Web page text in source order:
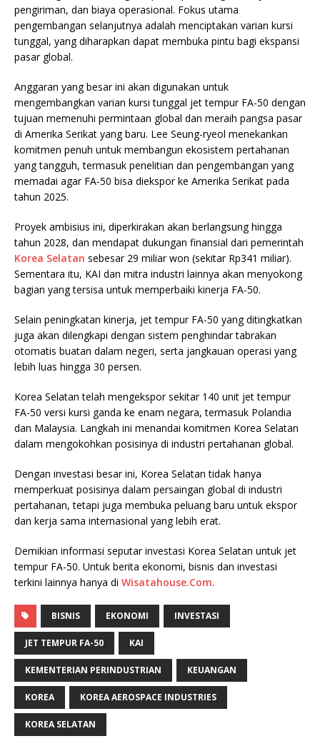
pengiriman, dan biaya operasional. Fokus utama
pengembangan selanjutnya adalah menciptakan varian kursi
tunggal, yang diharapkan dapat membuka pintu bagi ekspansi
pasar global.
Anggaran yang besar ini akan digunakan untuk
mengembangkan varian kursi tunggal jet tempur FA-50 dengan
tujuan memenuhi permintaan global dan meraih pangsa pasar
di Amerika Serikat yang baru. Lee Seung-ryeol menekankan
komitmen penuh untuk membangun ekosistem pertahanan
yang tangguh, termasuk penelitian dan pengembangan yang
memadai agar FA-50 bisa diekspor ke Amerika Serikat pada
tahun 2025.
Proyek ambisius ini, diperkirakan akan berlangsung hingga
tahun 2028, dan mendapat dukungan finansial dari pemerintah
Korea Selatan sebesar 29 miliar won (sekitar Rp341 miliar).
Sementara itu, KAI dan mitra industri lainnya akan menyokong
bagian yang tersisa untuk memperbaiki kinerja FA-50.
Selain peningkatan kinerja, jet tempur FA-50 yang ditingkatkan
juga akan dilengkapi dengan sistem penghindar tabrakan
otomatis buatan dalam negeri, serta jangkauan operasi yang
lebih luas hingga 30 persen.
Korea Selatan telah mengekspor sekitar 140 unit jet tempur
FA-50 versi kursi ganda ke enam negara, termasuk Polandia
dan Malaysia. Langkah ini menandai komitmen Korea Selatan
dalam mengokohkan posisinya di industri pertahanan global.
Dengan investasi besar ini, Korea Selatan tidak hanya
memperkuat posisinya dalam persaingan global di industri
pertahanan, tetapi juga membuka peluang baru untuk ekspor
dan kerja sama internasional yang lebih erat.
Demikian informasi seputar investasi Korea Selatan untuk jet
tempur FA-50. Untuk berita ekonomi, bisnis dan investasi
terkini lainnya hanya di Wisatahouse.Com.
BISNIS EKONOMI INVESTASI
JET TEMPUR FA-50 KAI
KEMENTERIAN PERINDUSTRIAN KEUANGAN
KOREA KOREA AEROSPACE INDUSTRIES
KOREA SELATAN